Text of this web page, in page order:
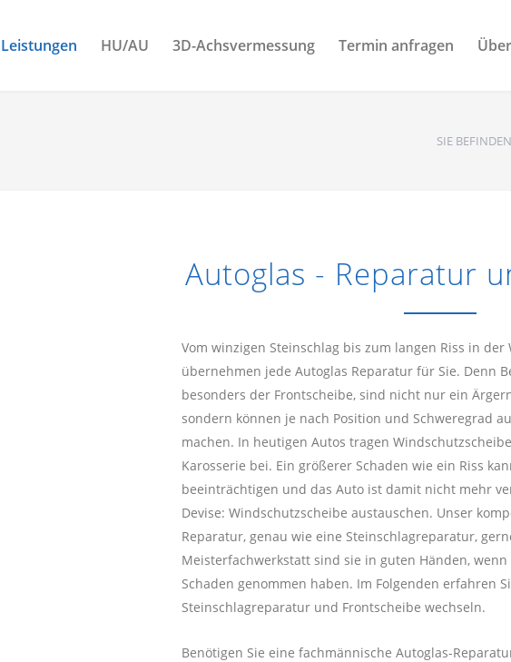
Leistungen HU/AU 3D-Achsvermessung Termin anfragen
SIE
Autoglas - Reparatur
Vom winzigen Steinschlag bis zum langen Riss in
übernehmen jede Autoglas Reparatur für Sie. Denn
besonders der Frontscheibe, sind nicht nur ein
sondern können je nach Position und Schweregrad
machen. In heutigen Autos tragen
Karosserie bei. Ein größerer Schaden wie ein Riss
beeinträchtigen und das Auto ist damit nicht mehr
Devise: Windschutzscheibe austauschen. Unser
Reparatur, genau wie eine Steinschlagreparatur,
Meisterfachwerkstatt sind sie in guten Händen, wenn
Schaden genommen haben. Im Folgenden erfahren
Steinschlagreparatur und Frontscheibe wechseln.
Benötigen Sie eine fachmännische Autoglas-